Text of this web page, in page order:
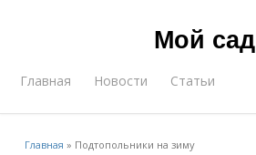
Мой сад
Главная Новости Статьи
Главная » Подтопольники на зиму